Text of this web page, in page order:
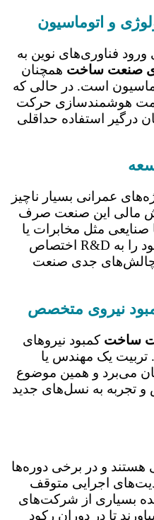
ورود فناوری‌های نوین به
صنعت ساخت همچنان
است. در حالی که
هوشمندسازی حرکت
استفاده حداقلی
عمرانی بسیار ناچیز
مالی این صنعت صرف
مثل مخابرات یا
برق که تا 20 درصد سرمایه خود را به R&D اختصاص
چالش‌های جدی صنعت
ساخت کمبود نیروهای
یک مهندس یا
می‌برد و همین موضوع
تجربه به نسل‌های جدید
و در برخی دوره‌ها
اجرایی متوقف
بسیاری از شرکت‌های
تا در دوران رکود